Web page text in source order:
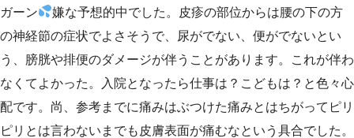
ガーン
嫌な予想的中でした。皮疹の部位からは腰の下の方
の神経節の症状でよさそうで、尿がでない、便がでないとい
う、膀胱や排便のダメージが伴うことがあります。これが伴わ
なくてよかった。入院となったら仕事は？こどもは？と色々心
配です。尚、参考までに痛みはぶつけた痛みとはちがってピリ
ピリとは言わないまでも皮膚表面が痛むなという具合でした。